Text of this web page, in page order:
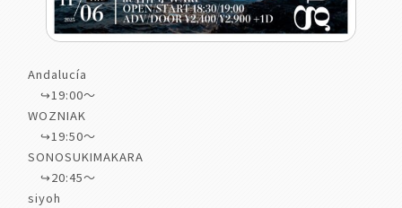
Andalucía
↪︎19:00〜
WOZNIAK
↪︎19:50〜
SONOSUKIMAKARA
↪︎20:45〜
siyoh